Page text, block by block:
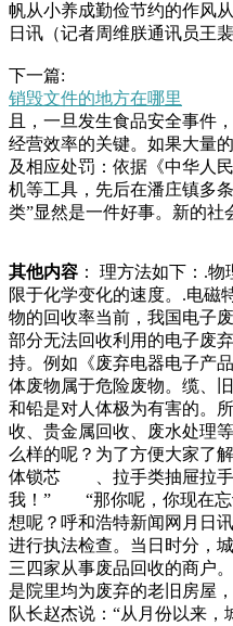
帆从小养成勤俭节约的作风
日讯（记者周维朕通讯员王
工业电子废弃物的环保回收
弃物得到资源的‘合作伙伴’
孩子们从家中收集废品带到
中废品不假思索顺手把一个
下一篇:
销毁文件的地方在哪里
且，一旦发生食品安全事件
经营效率的关键。如果大量
及相应处罚：依据《中华人
机等工具，先后在潘庄镇多
类”显然是一件好事。新的
于我们来说还是存在着非常
己在优越的一些发展过程中
要敏锐的嗅觉的。如果没有
信县是南邻，往西一指是庆
其他内容 ： 理方法如下：.
限于化学变化的速度。.电磁
物的回收率当前，我国电子
部分无法回收利用的电子废
持。例如《废弃电器电子产
体废物属于危险废物。缆、
和铅是对人体极为有害的。
收、贵金属回收、废水处理
么样的呢？为了方便大家了
体锁芯 、拉手类抽屉拉手
我！” “那你呢，你现在
想呢？呼和浩特新闻网月日
进行执法检查。当日时分，
三四家从事废品回收的商户
是院里均为废弃的老旧房屋
队长赵杰说：“从月份以来